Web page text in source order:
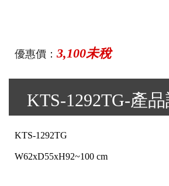
優惠價： 3,100未稅
KTS-1292TG-產
KTS-1292TG
W62xD55xH92~100 cm